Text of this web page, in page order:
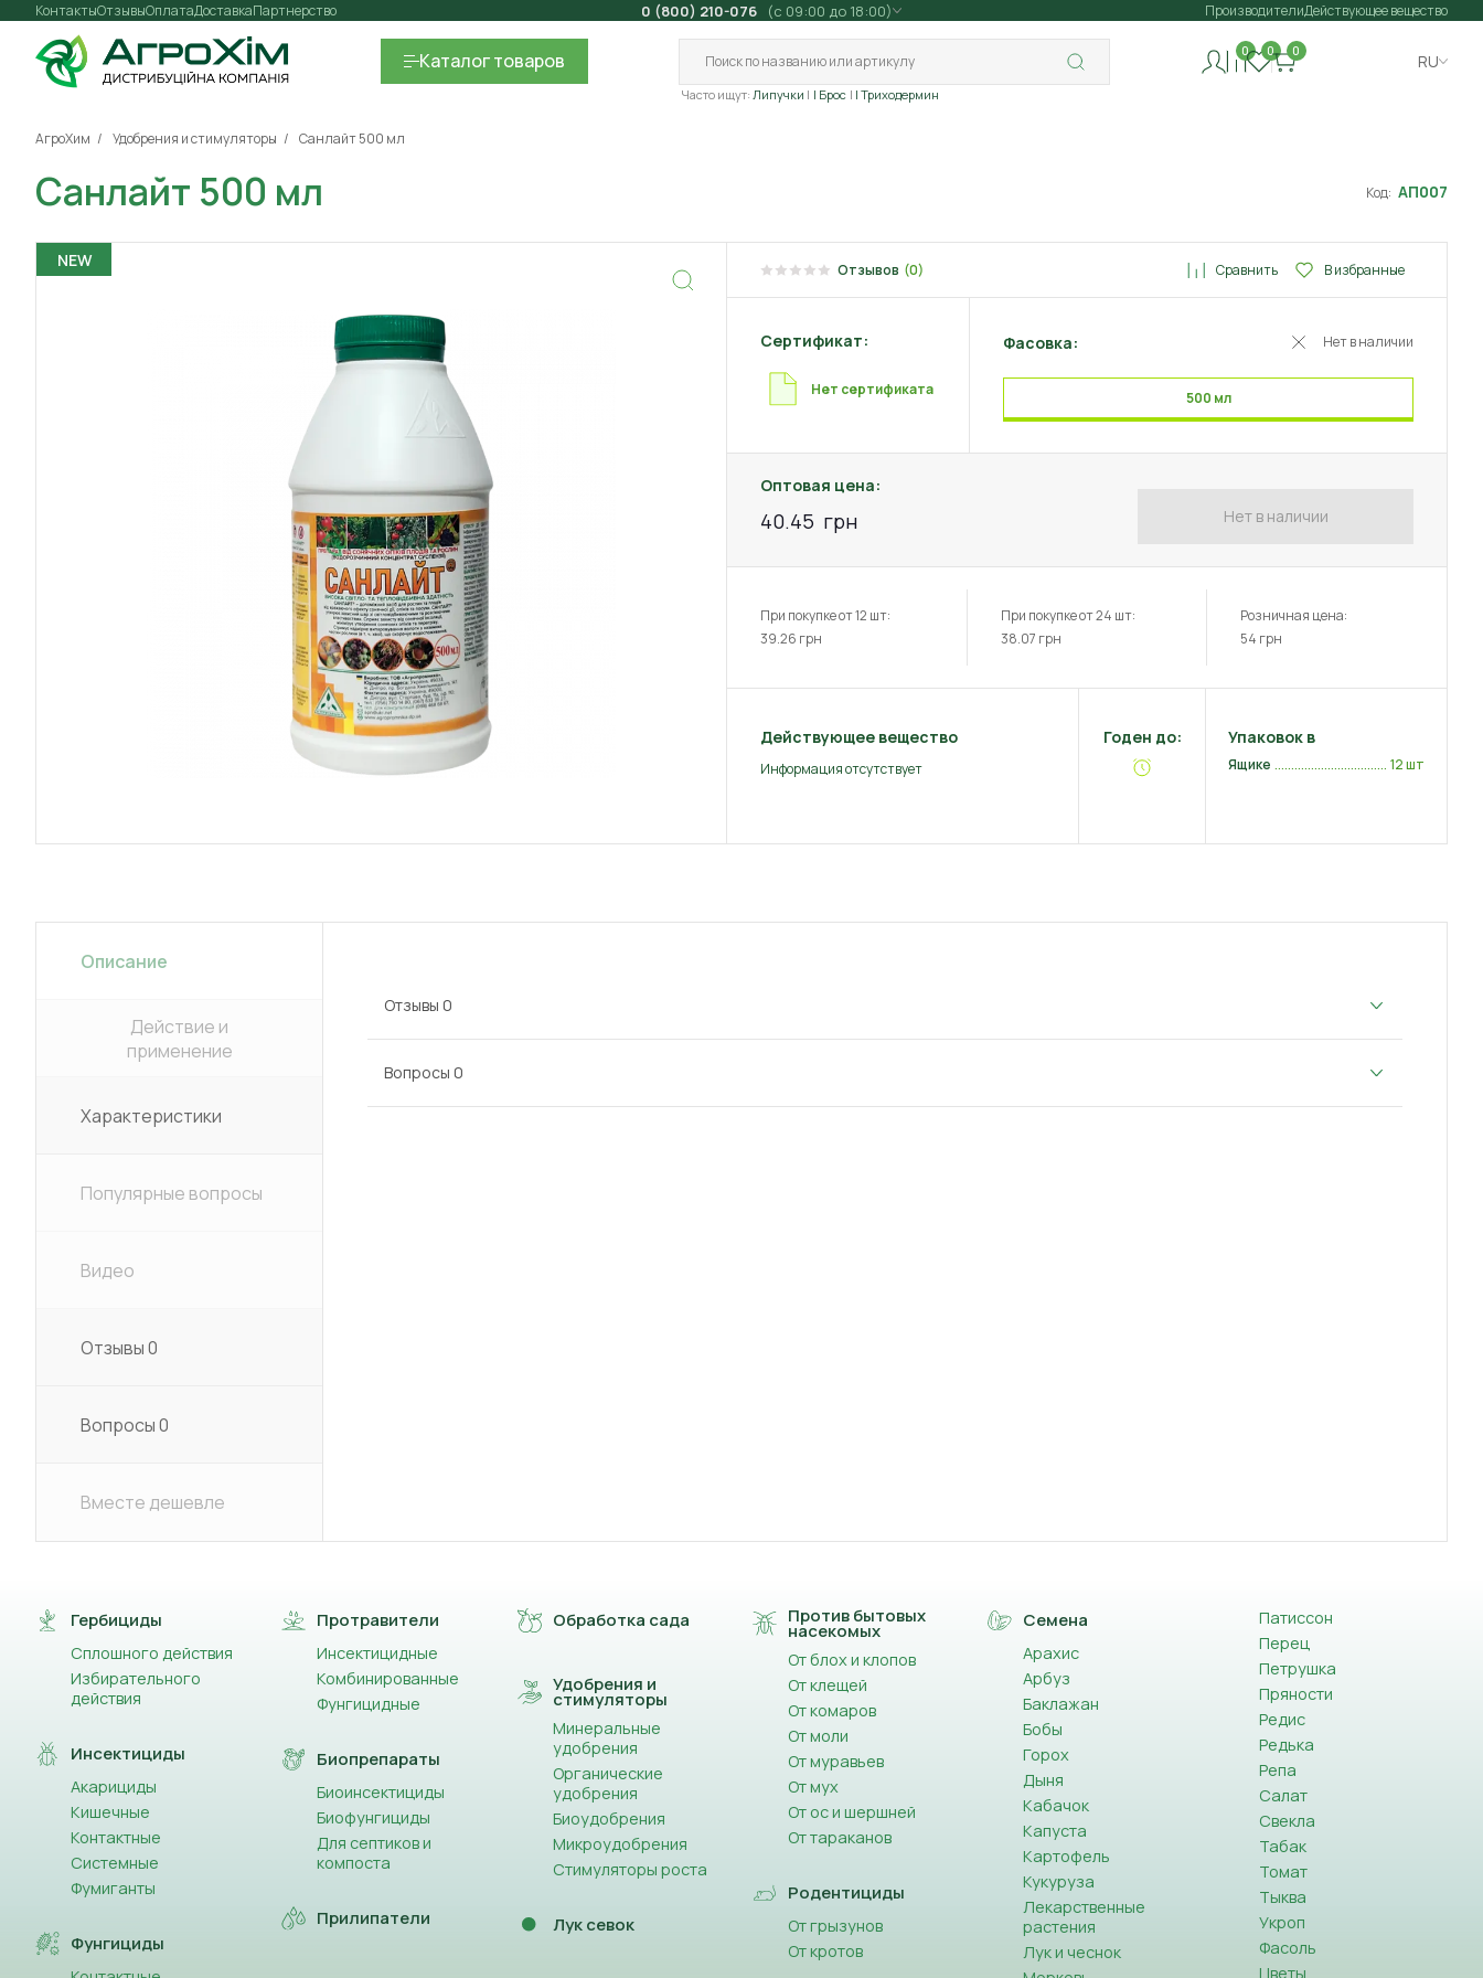
Контакты Оплата
Отзывы ДоставкаПартнерство 0 (800) 210-076 (с 09:00 до 18:00) ПроизводителиДействующее вещество
Каталогтоваров
Часто ищут: Липучки | Брос | Триходермин
0 0 0
RU
АгроХим Удобрения и стимуляторы Санлайт 500 мл
Санлайт 500 мл Код: АП007
NEW Отзывов (0) Сравнить В избранные
Сертификат:
Нет сертификата
Фасовка: Нет в наличии
500 мл
Оптовая цена:
40.45 грн Нет в наличии
При покупке от 12 шт:
39.26 грн
При покупке от 24 шт:
38.07 грн
Розничная цена:
54 грн
Действующее вещество
Информация отсутствует
Годен до: Упаковок в
Ящике 12 шт
Описание
Действие и
применение
Характеристики
Популярные вопросы
Видео
Отзывы0
Вопросы0
Вместе дешевле
Отзывы 0
Вопросы 0
Гербициды
Сплошного действия
Избирательного
действия
Инсектициды
Акарициды
Кишечные
Контактные
Системные
Фумиганты
Фунгициды
Протравители
Инсектицидные
Комбинированные
Фунгицидные
Биопрепараты
Биоинсектициды
Биофунгициды
Для септиков и
компоста
Прилипатели
Обработка сада
Удобрения и
стимуляторы
Минеральные
удобрения
Органические
удобрения
Биоудобрения
Микроудобрения
Стимуляторы роста
Лук севок
Против бытовых
насекомых
От блох и клопов
От клещей
От комаров
От моли
От муравьев
От мух
От ос и шершней
От тараканов
Родентициды
От грызунов
От кротов
Семена
Арахис
Арбуз
Баклажан
Бобы
Горох
Дыня
Кабачок
Капуста
Картофель
Кукуруза
Лекарственные
растения
Лук и чеснок
Патиссон
Перец
Петрушка
Пряности
Редис
Редька
Репа
Салат
Свекла
Табак
Томат
Тыква
Укроп
Фасоль
Цветы